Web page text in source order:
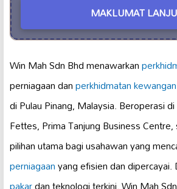
MAKLUMAT
Win Mah Sdn Bhd menawarkan
perniagaan danperkhidmatan kewangan
di Pulau Pinang, Malaysia. Beroperasi
Fettes, Prima Tanjung Business
pilihan utama bagi usahawan yang
perniagaanyang efisien dan dipercayai.